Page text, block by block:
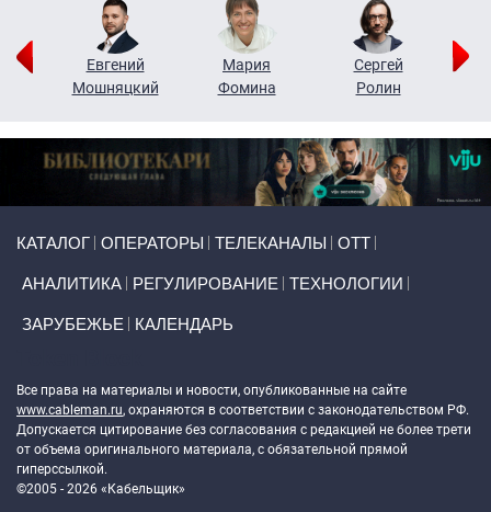
Евгений
Мошняцкий
Мария
Фомина
Сергей
Ролин
КАТАЛОГ ОПЕРАТОРЫ ТЕЛЕКАНАЛЫ ОТТ
АНАЛИТИКА РЕГУЛИРОВАНИЕ ТЕХНОЛОГИИ
ЗАРУБЕЖЬЕ КАЛЕНДАРЬ
Все права на материалы и новости, опубликованные на сайте
www.cableman.ru, охраняются в соответствии с законодательством РФ.
Допускается цитирование без согласования с редакцией не более трети
от объема оригинального материала, с обязательной прямой
гиперссылкой.
©2005 - 2026 «Кабельщик»